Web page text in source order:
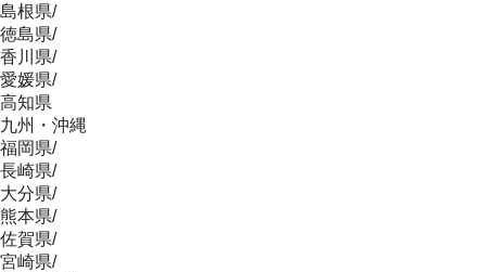
島根県/
徳島県/
香川県/
愛媛県/
高知県
九州・沖縄
福岡県/
長崎県/
大分県/
熊本県/
佐賀県/
宮崎県/